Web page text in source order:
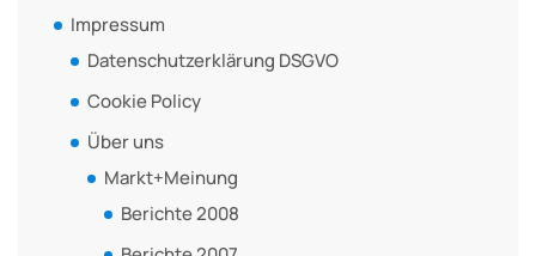
Impressum
Datenschutzerklärung DSGVO
Cookie Policy
Über uns
Markt+Meinung
Berichte 2008